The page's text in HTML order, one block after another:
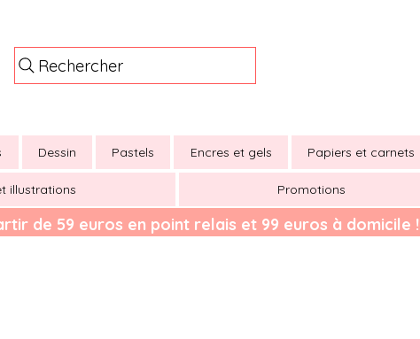
Rechercher
Dessin Pastels Encres et gels Papiers et carnets
illustrations Promotions
de 59 euros en point relais et 99 euros à domicile !